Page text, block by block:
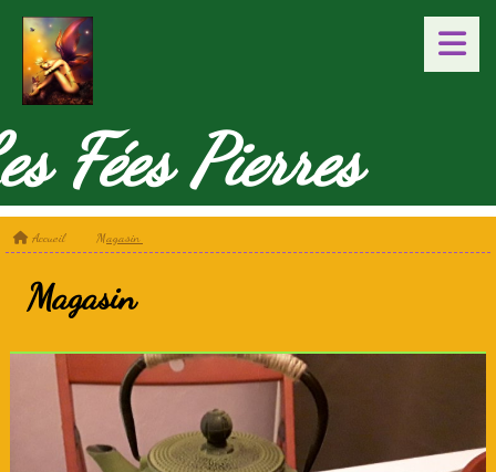
Fées Pierres
Accueil Magasin
Magasin